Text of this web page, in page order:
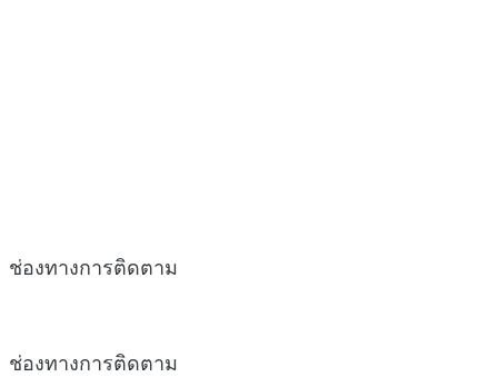
ช่องทางการติดตาม
ช่องทางการติดตาม